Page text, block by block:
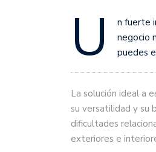
U
n fuerte
negocio
puedes
La solución ideal a
su versatilidad y su
dificultades
exteriores e